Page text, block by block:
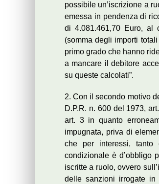
possibile un’iscrizione a
emessa in pendenza di
di 4.081.461,70 Euro, al
(somma degli importi
primo grado che hanno
a mancare il debitore
su queste calcolati”.
2. Con il secondo motivo
D.P.R. n. 600 del 1973,
art. 3 in quanto
impugnata, priva di
che per interessi, tanto
condizionale è d’obbligo
iscritte a ruolo, ovvero
delle sanzioni irrogate